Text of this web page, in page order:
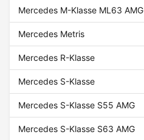
Mercedes M-Klasse ML63 AMG
Mercedes Metris
Mercedes R-Klasse
Mercedes S-Klasse
Mercedes S-Klasse S55 AMG
Mercedes S-Klasse S63 AMG